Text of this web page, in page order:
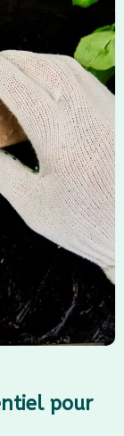
pour